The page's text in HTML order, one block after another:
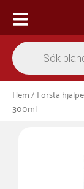
innehåll
Products
search
Hem/Första
300ml